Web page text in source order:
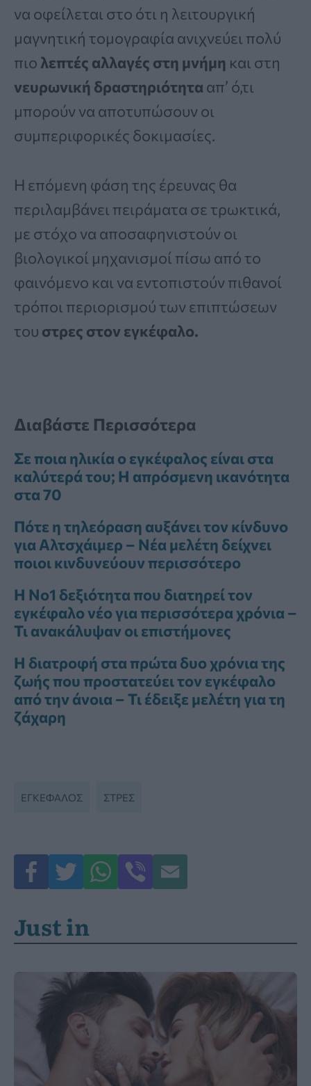
να οφείλεται στο ότι η λειτουργική
μαγνητική τομογραφία ανιχνεύει πολύ
πιο λεπτές αλλαγές στη μνήμη και στη
νευρωνική δραστηριότητα απ’ ό,τι
μπορούν να αποτυπώσουν οι
συμπεριφορικές δοκιμασίες.
Η επόμενη φάση της έρευνας θα
περιλαμβάνει πειράματα σε τρωκτικά,
με στόχο να αποσαφηνιστούν οι
βιολογικοί μηχανισμοί πίσω από το
φαινόμενο και να εντοπιστούν πιθανοί
τρόποι περιορισμού των επιπτώσεων
του στρες στον εγκέφαλο.
Διαβάστε Περισσότερα
Σε ποια ηλικία ο εγκέφαλος είναι στα
καλύτερά του; Η απρόσμενη ικανότητα
στα 70
Πότε η τηλεόραση αυξάνει τον κίνδυνο
για Αλτσχάιμερ – Νέα μελέτη δείχνει
ποιοι κινδυνεύουν περισσότερο
Η Νο1 δεξιότητα που διατηρεί τον
εγκέφαλο νέο για περισσότερα χρόνια –
Τι ανακάλυψαν οι επιστήμονες
Η διατροφή στα πρώτα δυο χρόνια της
ζωής που προστατεύει τον εγκέφαλο
από την άνοια – Τι έδειξε μελέτη για τη
ζάχαρη
ΕΓΚΕΦΑΛΟΣ ΣΤΡΕΣ
Just in